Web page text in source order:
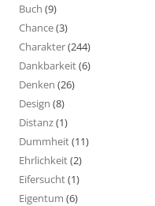
Buch (9)
Chance(3)
Charakter(244)
Dankbarkeit(6)
Denken (26)
Design (8)
Distanz(1)
Dummheit(11)
Ehrlichkeit(2)
Eifersucht(1)
Eigentum (6)